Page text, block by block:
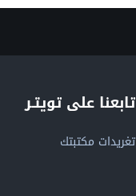
تابعنا على تويتـر
تغريدات مكتبتك